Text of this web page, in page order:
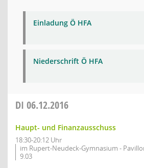
Einladung Ö HFA
Niederschrift Ö HFA
DI 06.12.2016
Haupt- und Finanzausschuss
18:30-20:12 Uhr
im Rupert-Neudeck-Gymnasium -
9.03